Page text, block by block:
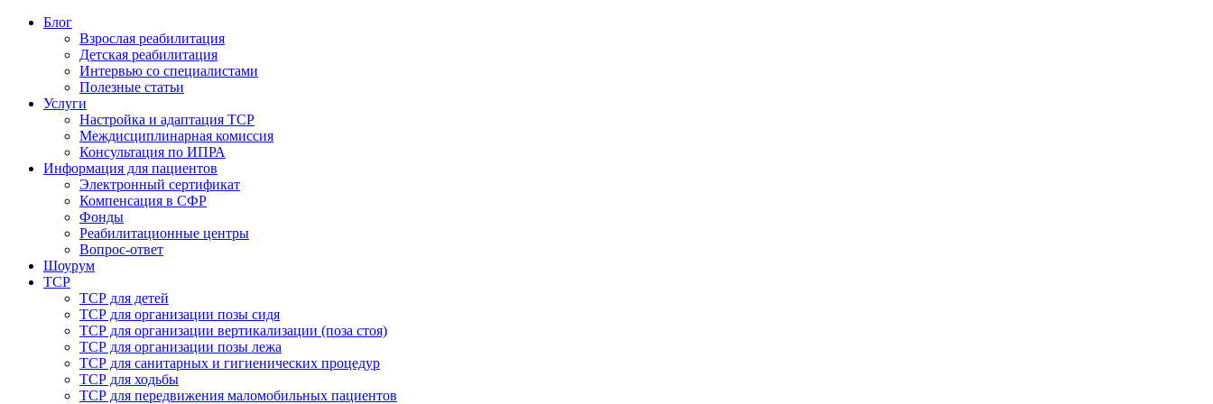
Блог
Взрослая реабилитация
Детская реабилитация
Интервью со специалистами
Полезные статьи
Услуги
Настройка и адаптация ТСР
Междисциплинарная комиссия
Консультация по ИПРА
Информация для пациентов
Электронный сертификат
Компенсация в СФР
Фонды
Реабилитационные центры
Вопрос-ответ
Шоурум
ТСР
ТСР для детей
ТСР для организации позы сидя
ТСР для организации вертикализации (поза стоя)
ТСР для организации позы лежа
ТСР для санитарных и гигиенических процедур
ТСР для ходьбы
ТСР для передвижения маломобильных пациентов